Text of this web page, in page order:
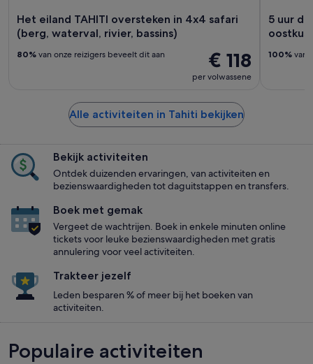
Het eiland TAHITI oversteken in 4x4 safari
(berg, waterval, rivier, bassins)
€ 118
per volwassene
80% van onze reizigers beveelt dit aan
5 uur
oostkust
100% van
Alle activiteiten in Tahiti bekijken
Bekijk activiteiten
Ontdek duizenden ervaringen, van activiteiten en
bezienswaardigheden tot daguitstappen en transfers.
Boek met gemak
Vergeet de wachtrijen. Boek in enkele minuten online
tickets voor leuke bezienswaardigheden met gratis
annulering voor veel activiteiten.
Trakteer jezelf
Leden besparen % of meer bij het boeken van
activiteiten.
Populaire activiteiten